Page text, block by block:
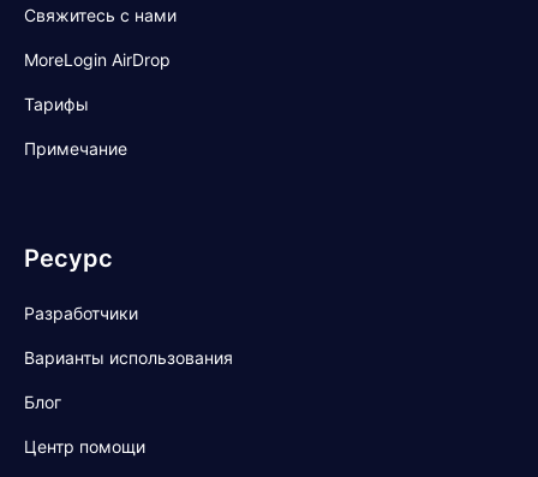
Свяжитесь с нами
MoreLogin AirDrop
Тарифы
Примечание
Ресурс
Разработчики
Варианты использования
Блог
Центр помощи